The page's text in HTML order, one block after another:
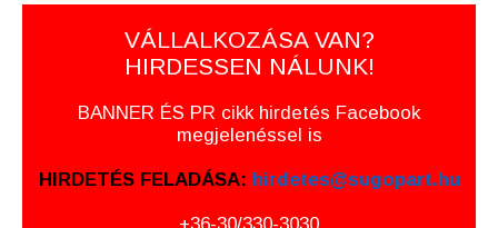
VÁLLALKOZÁSA VAN?
HIRDESSEN NÁLUNK!
BANNER ÉS PR cikk hirdetés Facebook
megjelenéssel is
HIRDETÉS FELADÁSA: hirdetes@sugopart.hu